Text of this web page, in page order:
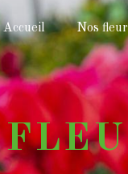
Accueil Nos